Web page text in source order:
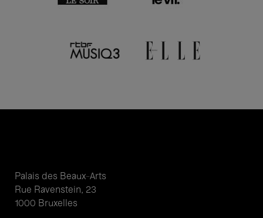
Palais des Beaux-Arts
Rue Ravenstein, 23
1000 Bruxelles